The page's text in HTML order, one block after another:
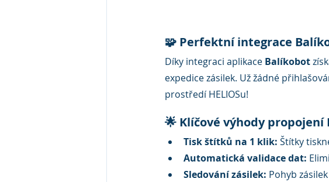
🧩 Perfektní integrace
Díky integraci aplikace Balíkobot
expedice zásilek. Už žádné
prostředí HELIOSu!
🌟 Klíčové výhody propojení
Tisk štítků na 1 klik: Štítky
Automatická validace dat:
Sledování zásilek: Pohyb